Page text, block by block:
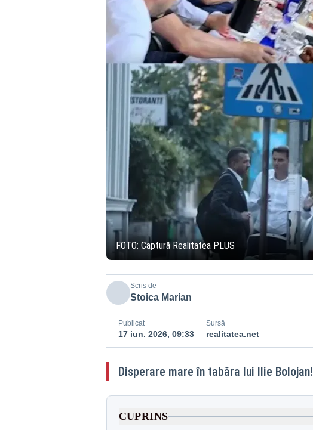
FOTO: Captură Realitatea PLUS
Scris de
Stoica Marian
Publicat
17 iun. 2026, 09:33
Sursă
realitatea.net
Disperare mare în tabăra lui Ilie Bolojan!
CUPRINS